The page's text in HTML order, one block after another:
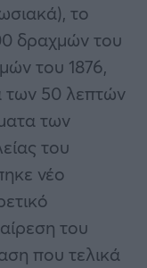
το
δραχμών του
του 1876,
των 50 λεπτών
των
του
νέο
του
που τελικά